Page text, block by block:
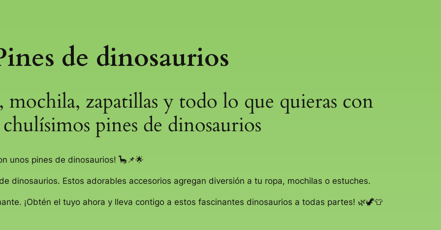
de dinosaurios
mochila, zapatillas y todo lo que quieras con
chulísimos pines de dinosaurios
unos pines de dinosaurios! 🦕📌🌟
dinosaurios. Estos adorables accesorios agregan diversión a tu ropa, mochilas o estuches.
¡Obtén el tuyo ahora y lleva contigo a estos fascinantes dinosaurios a todas partes! 🌿🦖👕